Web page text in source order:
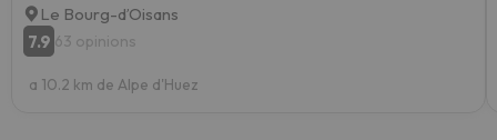
Le Bourg-dʼOisans
7.9 63 opinions
a 10.2 km de Alpe d'Huez